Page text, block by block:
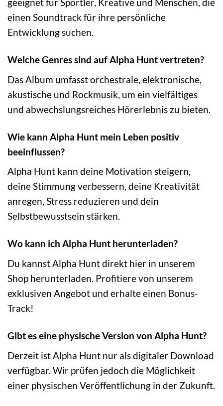
geeignet für Sportler, Kreative und Menschen, die
einen Soundtrack für ihre persönliche
Entwicklung suchen.
Welche Genres sind auf Alpha Hunt vertreten?
Das Album umfasst orchestrale, elektronische,
akustische und Rockmusik, um ein vielfältiges
und abwechslungsreiches Hörerlebnis zu bieten.
Wie kann Alpha Hunt mein Leben positiv
beeinflussen?
Alpha Hunt kann deine Motivation steigern,
deine Stimmung verbessern, deine Kreativität
anregen, Stress reduzieren und dein
Selbstbewusstsein stärken.
Wo kann ich Alpha Hunt herunterladen?
Du kannst Alpha Hunt direkt hier in unserem
Shop herunterladen. Profitiere von unserem
exklusiven Angebot und erhalte einen Bonus-
Track!
Gibt es eine physische Version von Alpha Hunt?
Derzeit ist Alpha Hunt nur als digitaler Download
verfügbar. Wir prüfen jedoch die Möglichkeit
einer physischen Veröffentlichung in der Zukunft.